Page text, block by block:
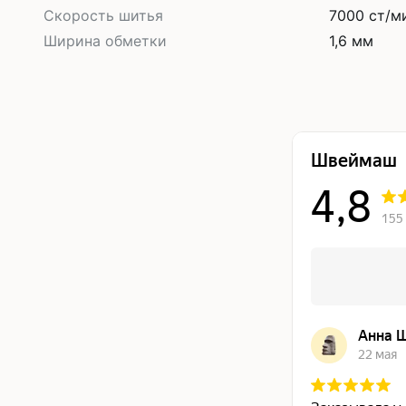
Скорость шитья
7000 ст/
Ширина обметки
1,6 мм